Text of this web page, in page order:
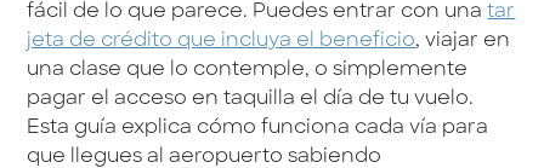
fácil de lo que parece. Puedes entrar con unatar
jeta de crédito que incluya el beneficio, viajar en
una clase que lo contemple, o simplemente
pagar el acceso en taquilla el día de tu vuelo.
Esta guía explica cómo funciona cada vía para
que llegues al aeropuerto sabiendo